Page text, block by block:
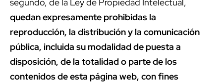
quedan expresamente prohibidas la
reproducción, la distribución y la comunicación
pública, incluida su modalidad de puesta a
disposición, de la totalidad o parte de los
contenidos de esta página web, con fines